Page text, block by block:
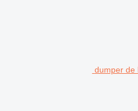
dumper de